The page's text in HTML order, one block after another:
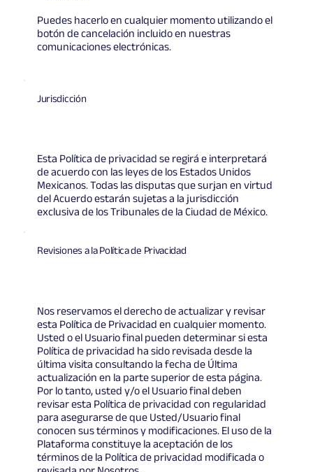
Puedes hacerlo en cualquier momento utilizando el
botón de cancelación incluido en nuestras
comunicaciones electrónicas.
Jurisdicción
Esta Política de privacidad se regirá e interpretará
de acuerdo con las leyes de los Estados Unidos
Mexicanos. Todas las disputas que surjan en virtud
del Acuerdo estarán sujetas a la jurisdicción
exclusiva de los Tribunales de la Ciudad de México.
Revisiones a la Política de Privacidad
Nos reservamos el derecho de actualizar y revisar
esta Política de Privacidad en cualquier momento.
Usted o el Usuario final pueden determinar si esta
Política de privacidad ha sido revisada desde la
última visita consultando la fecha de Última
actualización en la parte superior de esta página.
Por lo tanto, usted y/o el Usuario final deben
revisar esta Política de privacidad con regularidad
para asegurarse de que Usted/Usuario final
conocen sus términos y modificaciones. El uso de la
Plataforma constituye la aceptación de los
términos de la Política de privacidad modificada o